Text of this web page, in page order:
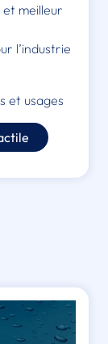
meilleur
l’industrie
et usages